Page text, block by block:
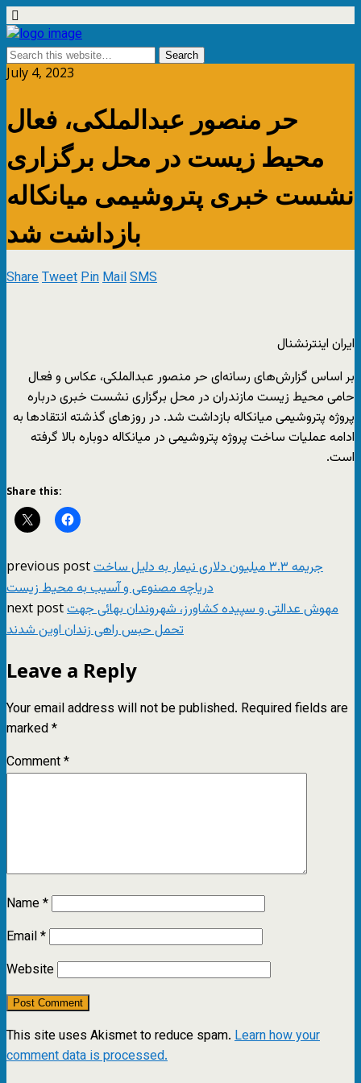
July 4, 2023
حر منصور عبدالملکی، فعال
محیط زیست در محل برگزاری
نشست خبری پتروشیمی میانکاله
بازداشت شد
ShareTweetPinMailSMS
ایران اینترنشنال
بر اساس گزارش‌های رسانه‌ای حر منصور عبدالملکی، عکاس و فعال
حامی محیط زیست مازندران در محل برگزاری نشست خبری درباره
پروژه پتروشیمی میانکاله بازداشت شد. در روز‌های گذشته انتقادها به
ادامه عملیات ساخت پروژه پتروشیمی در میانکاله دوباره بالا گرفته
است.
Share this:
previous postجریمه ۳.۳ میلیون دلاری نیمار به دلیل ساخت
دریاچه مصنوعی و آسیب به محیط زیست
next postمهوش عدالتی و سپیده کشاورز، شهروندان بهائی جهت
تحمل حبس راهی زندان اوین شدند
Leave a Reply
Your email address will not be published. Required fields are
marked*
Comment*
Name*
Email*
Website
This site uses Akismet to reduce spam. Learn how your
comment data is processed.